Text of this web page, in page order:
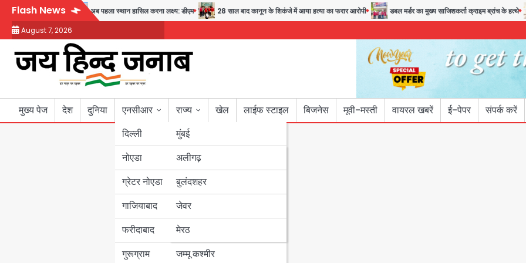
Skip
content
Flash News
और सुरक्षा का संदेश अब पहला स्थान हासिल करना लक्ष्य: डीएम 28 साल बाद कानून के शिकंजे में आया हत्या का फरार आरोपी डबल मर्डर का मुख्य साजिशकर्ता क्राइम ब्रांच के हत्थे
August 7, 2026
मुख्य पेज देश दुनिया
एनसीआर
दिल्ली
नोएडा
ग्रेटर नोएडा
गाजियाबाद
फरीदाबाद
गुरूग्राम
राज्य
मुंबई
उत्तर प्रदेश
अलीगढ़
बुलंदशहर
जेवर
मेरठ
बिहार
पंजाब
हरियाणा
जम्मू कश्मीर
खेल लाईफ स्टाइल बिजनेस मूवी-मस्ती वायरल खबरें ई-पेपर संपर्क करें